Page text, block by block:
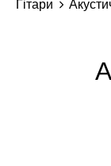
Гітари